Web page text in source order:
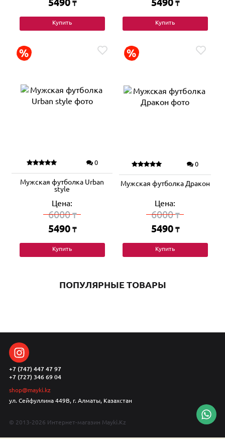
₸
Купить
₸
Купить
0
Мужская футболка Urban
style
Цена:
6000₸
5490 ₸
Купить
0
Мужская футболка Дракон
Цена:
6000₸
5490 ₸
Купить
ПОПУЛЯРНЫЕ ТОВАРЫ
+7 (747) 447 47 97
+7 (727) 346 69 04
shop@mayki.kz
ул. Сейфуллина 449В, г. Алматы, Казахстан
© 2013-2026 Интернет-магазин Mayki.Kz